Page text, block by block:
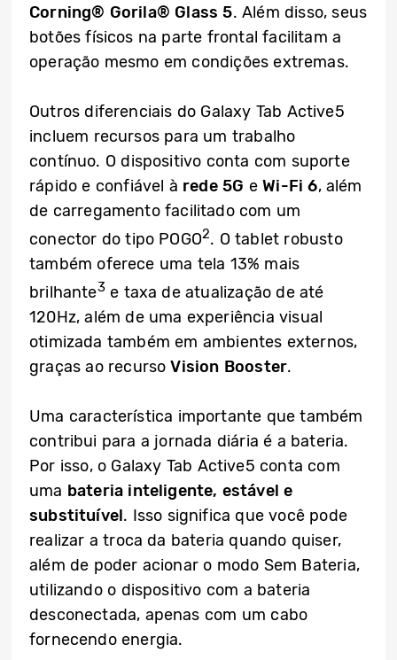
Corning® Gorila® Glass 5. Além disso, seus
botões físicos na parte frontal facilitam a
operação mesmo em condições extremas.
Outros diferenciais do Galaxy Tab Active5
incluem recursos para um trabalho
contínuo. O dispositivo conta com suporte
rápido e confiável à rede 5G eWi-Fi 6, além
de carregamento facilitado com um
conector do tipo POGO2. O tablet robusto
também oferece uma tela 13% mais
brilhante3e taxa de atualização de até
120Hz, além de uma experiência visual
otimizada também em ambientes externos,
graças ao recursoVision Booster.
Uma característica importante que também
contribui para a jornada diária é a bateria.
Por isso, o Galaxy Tab Active5 conta com
uma bateria inteligente, estável e
substituível. Isso significa que você pode
realizar a troca da bateria quando quiser,
além de poder acionar o modo Sem Bateria,
utilizando o dispositivo com a bateria
desconectada, apenas com um cabo
fornecendo energia.